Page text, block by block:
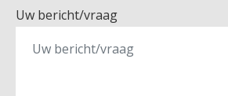
Uw bericht/vraag